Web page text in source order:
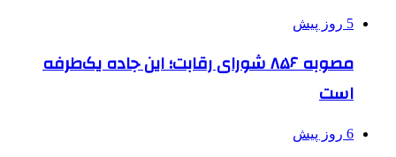
5 روز پیش
مصوبه ۸۵۶ شورای رقابت؛ این جاده یک‌طرفه
است
6 روز پیش